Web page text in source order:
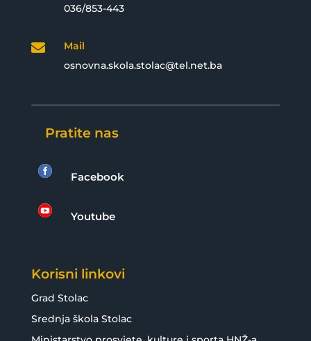
036/853-443

Mail
osnovna.skola.stolac@tel.net.ba
Pratite nas
 Facebook
 Youtube
Korisni linkovi
Grad Stolac
Srednja škola Stolac